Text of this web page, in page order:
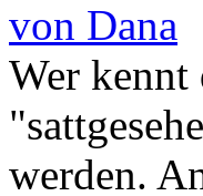
von Dana
Wer kennt
werden.